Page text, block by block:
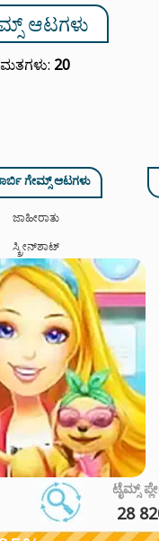
ಆಟಗಳು
ಮತಗಳು: 20
ಗೇಮ್ಸ್ ಆಟಗಳು
ಜಾಹೀರಾತು
ಸ್ಕ್ರೀನ್‌ಶಾಟ್
ಟೈಮ್ಸ್
28